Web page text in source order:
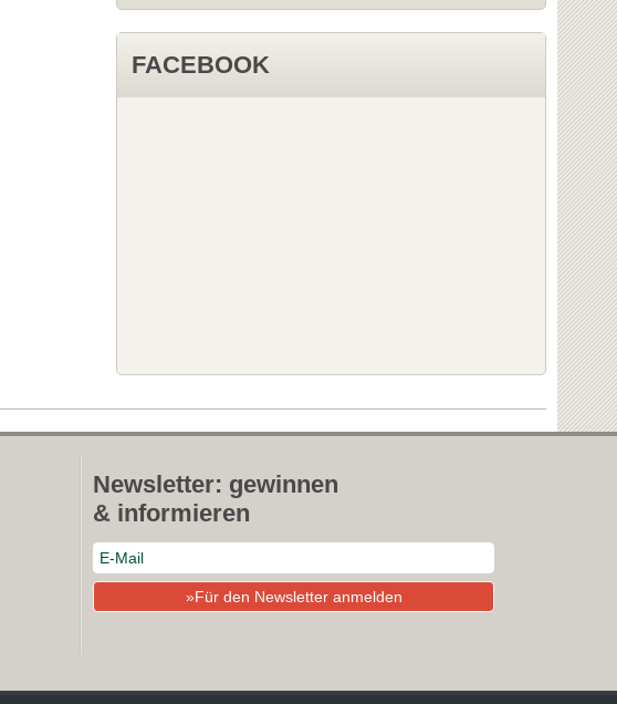
FACEBOOK
Newsletter: gewinnen
& informieren
»Für den Newsletter anmelden